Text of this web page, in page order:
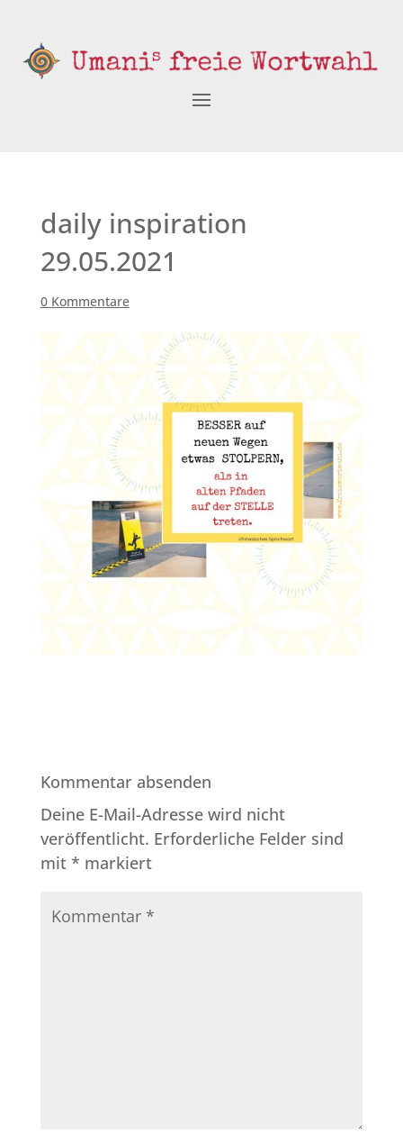
daily inspiration
29.05.2021
0 Kommentare
Kommentar absenden
Deine E-Mail-Adresse wird nicht
veröffentlicht. Erforderliche Felder sind
mit * markiert